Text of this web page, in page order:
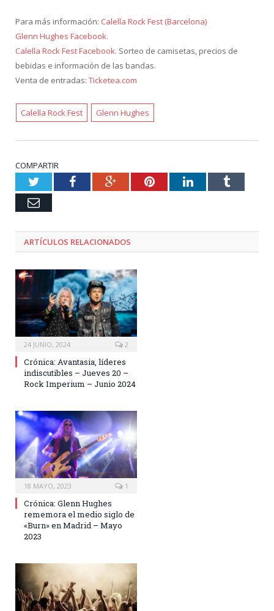
Para más información: Calella Rock Fest (Barcelona)
Glenn Hughes Facebook.
Calella Rock Fest Facebook. Sorteo de camisetas, precios de
bebidas e información de las bandas.
Venta de entradas: Ticketea.com
Calella Rock Fest Glenn Hughes
COMPARTIR
TwitterFacebookGoogle+PinterestLinkedInTumblr
Email
ARTÍCULOS RELACIONADOS
24 JUNIO, 2024 2
Crónica: Avantasia, líderes
indiscutibles – Jueves 20 –
Rock Imperium – Junio 2024
18 MAYO, 2023 1
Crónica: Glenn Hughes
rememora el medio siglo de
«Burn» en Madrid – Mayo
2023